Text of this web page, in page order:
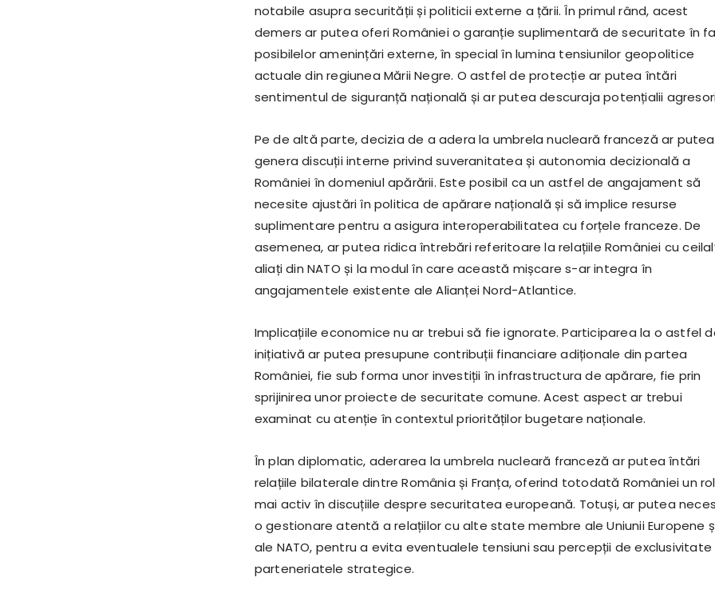
notabile asupra securității și politicii externe a țării. În primul rând, acest
demers ar putea oferi României o garanție suplimentară de securitate în
posibilelor amenințări externe, în special în lumina tensiunilor geopolitice
actuale din regiunea Mării Negre. O astfel de protecție ar putea întări
sentimentul de siguranță națională și ar putea descuraja potențialii
Pe de altă parte, decizia de a adera la umbrela nucleară franceză ar putea
genera discuții interne privind suveranitatea și autonomia decizională a
României în domeniul apărării. Este posibil ca un astfel de angajament să
necesite ajustări în politica de apărare națională și să implice resurse
suplimentare pentru a asigura interoperabilitatea cu forțele franceze. De
asemenea, ar putea ridica întrebări referitoare la relațiile României cu
aliați din NATO și la modul în care această mișcare s-ar integra în
angajamentele existente ale Alianței Nord-Atlantice.
Implicațiile economice nu ar trebui să fie ignorate. Participarea la o astfel
inițiativă ar putea presupune contribuții financiare adiționale din partea
României, fie sub forma unor investiții în infrastructura de apărare, fie prin
sprijinirea unor proiecte de securitate comune. Acest aspect ar trebui
examinat cu atenție în contextul priorităților bugetare naționale.
În plan diplomatic, aderarea la umbrela nucleară franceză ar putea întări
relațiile bilaterale dintre România și Franța, oferind totodată României un rol
mai activ în discuțiile despre securitatea europeană. Totuși, ar putea
o gestionare atentă a relațiilor cu alte state membre ale Uniunii Europene
ale NATO, pentru a evita eventualele tensiuni sau percepții de exclusivitate
parteneriatele strategice.